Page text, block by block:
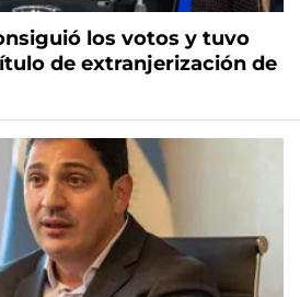
los votos y tuvo
de extranjerización de